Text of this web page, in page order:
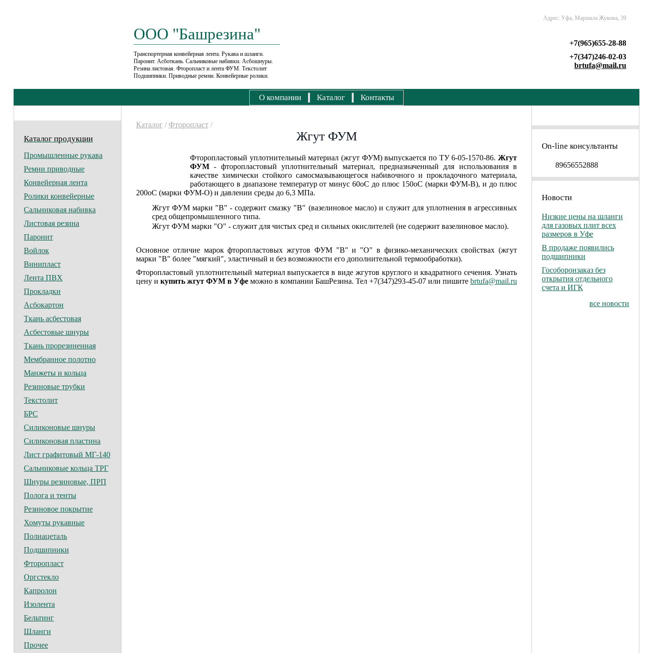
ООО "Башрезина"
Транспортерная конвейерная лента. Рукава и шланги.
Паронит. Асботкань. Сальниковые набивки. Асбошнуры.
Резина листовая. Фторопласт и лента ФУМ. Текстолит
Подшипники. Приводные ремни. Конвейерные ролики.
Адрес: Уфа, Маршала Жукова, 39
+7(965)655-28-88
+7(347)246-02-03
brtufa@mail.ru
О компании Каталог Контакты
Каталог продукции
Промышленные рукава
Ремни приводные
Конвейерная лента
Ролики конвейерные
Сальниковая набивка
Листовая резина
Паронит
Войлок
Винипласт
Лента ПВХ
Прокладки
Асбокартон
Ткань асбестовая
Асбестовые шнуры
Ткань прорезиненная
Мембранное полотно
Манжеты и кольца
Резиновые трубки
Текстолит
БРС
Силиконовые шнуры
Силиконовая пластина
Лист графитовый МГ-140
Сальниковые кольца ТРГ
Шнуры резиновые, ПРП
Полога и тенты
Резиновое покрытие
Хомуты рукавные
Полиацеталь
Подшипники
Фторопласт
Оргстекло
Капролон
Изолента
Бельтинг
Шланги
Прочее
Каталог /Фторопласт /
Жгут ФУМ
Фторопластовый уплотнительный материал (жгут ФУМ) выпускается по ТУ 6-05-1570-86. Жгут
ФУМ - фторопластовый уплотнительный материал, предназначенный для использования в
качестве химически стойкого самосмазывающегося набивочного и прокладочного материала,
работающего в диапазоне температур от минус 60оС до плюс 150оС (марки ФУМ-В), и до плюс
200оС (марки ФУМ-О) и давлении среды до 6,3 МПа.
Жгут ФУМ марки "В" - содержит смазку "В" (вазелиновое масло) и служит для уплотнения в агрессивных
сред общепромышленного типа.
Жгут ФУМ марки "О" - служит для чистых сред и сильных окислителей (не содержит вазелиновое масло).
Основное отличие марок фторопластовых жгутов ФУМ "В" и "О" в физико-механических свойствах (жгут
марки "В" более "мягкий", эластичный и без возможности его дополнительной термообработки).
Фторопластовый уплотнительный материал выпускается в виде жгутов круглого и квадратного сечения. Узнать
цену и купить жгут ФУМ в Уфе можно в компании БашРезина. Тел +7(347)293-45-07 или пишите brtufa@mail.ru
On-line консультанты
89656552888
Новости
Низкие цены на шланги
для газовых плит всех
размеров в Уфе
В продаже появились
подшипники
Гособоронзаказ без
открытия отдельного
счета и ИГК
все новости